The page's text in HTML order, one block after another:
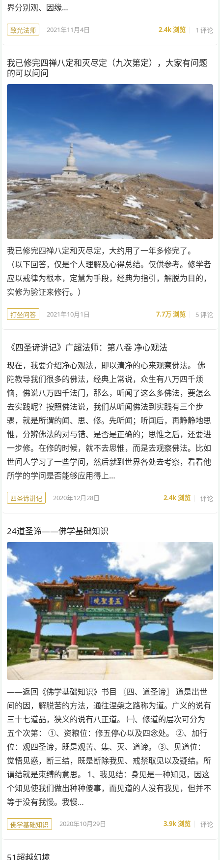
界分别观、因缘…
致光法师 2021年11月4日 2.4k浏览 1 评论
我已修完四禅八定和灭尽定（九次第定），大家有问题
的可以问问
我已修完四禅八定和灭尽定，大约用了一年多修完了。
（以下回答，仅是个人理解及心得总结。仅供参考。修学者
应以戒律为根本，定慧为手段，经典为指引，解脱为目的，
实修为验证来修行。）
打坐问答 2021年10月1日 7.7万浏览 5 评论
《四圣谛讲记》广超法师：第八卷 净心观法
现在，我要介绍净心观法，即以清净的心来观察佛法。 佛
陀教导我们很多的佛法，经典上常说，众生有八万四千烦
恼，佛说八万四千法门，那么，听闻了这么多佛法，要怎么
去实践呢？按照佛法说，我们从听闻佛法到实践有三个步
骤，就是所谓的闻、思、修。先听闻；听闻后，再静静地思
惟，分辨佛法的对与错、是否是正确的；思惟之后，还要进
一步修。在修的时候，就不去思惟，而是去观察佛法。比如
世间人学习了一些学问，然后就到世界各处去考察，看看他
所学的学问是否能够应用得上…
四圣谛讲记 2020年12月28日 2.4k浏览 评论
24道圣谛——佛学基础知识
——返回《佛学基础知识》书目 〖四、道圣谛〗 道是出世
间的因，解脱苦的方法，通往涅槃之路称为道。广义的说有
三十七道品，狭义的说有八正道。 ㈠、修道的层次可分为
五个次第： ①、资粮位：修五停心以及四念处。 ②、加行
位：观四圣谛，既是观苦、集、灭、道谛。 ③、见道位：
觉悟见惑，断三结，既是断除我见、戒禁取见以及疑结。所
谓结就是束缚的意思。 1、我见结：身见是一种知见，因这
个知见使我们做出种种傻事，而见道的人没有我见，但并不
等于没有我慢。我慢…
佛学基础知识 2020年10月29日 3.9k浏览 评论
51超越幻境